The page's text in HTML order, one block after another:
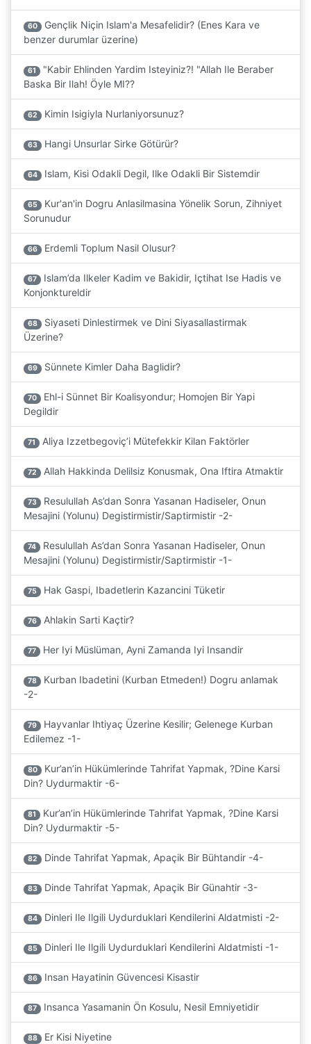
60
Gençlik Niçin Islam'a Mesafelidir? (Enes Kara ve
benzer durumlar üzerine)
61
"Kabir Ehlinden Yardim Isteyiniz?! "Allah Ile Beraber
Baska Bir Ilah! Öyle MI??
62 Kimin Isigiyla Nurlaniyorsunuz?
63 Hangi Unsurlar Sirke Götürür?
64 Islam, Kisi Odakli Degil, Ilke Odakli Bir Sistemdir
65
Kur'an'in Dogru Anlasilmasina Yönelik Sorun, Zihniyet
Sorunudur
66 Erdemli Toplum Nasil Olusur?
67
Islam’da Ilkeler Kadim ve Bakidir, Içtihat Ise Hadis ve
Konjonktureldir
68
Siyaseti Dinlestirmek ve Dini Siyasallastirmak
Üzerine?
69 Sünnete Kimler Daha Baglidir?
70
Ehl-i Sünnet Bir Koalisyondur; Homojen Bir Yapi
Degildir
71 Aliya Izzetbegoviç’i Mütefekkir Kilan Faktörler
72 Allah Hakkinda Delilsiz Konusmak, Ona Iftira Atmaktir
73
Resulullah As’dan Sonra Yasanan Hadiseler, Onun
Mesajini (Yolunu) Degistirmistir/Saptirmistir -2-
74
Resulullah As’dan Sonra Yasanan Hadiseler, Onun
Mesajini (Yolunu) Degistirmistir/Saptirmistir -1-
75 Hak Gaspi, Ibadetlerin Kazancini Tüketir
76 Ahlakin Sarti Kaçtir?
77 Her Iyi Müslüman, Ayni Zamanda Iyi Insandir
78
Kurban Ibadetini (Kurban Etmeden!) Dogru anlamak
-2-
79
Hayvanlar Ihtiyaç Üzerine Kesilir; Gelenege Kurban
Edilemez -1-
80
Kur’an’in Hükümlerinde Tahrifat Yapmak, ?Dine Karsi
Din? Uydurmaktir -6-
81
Kur’an’in Hükümlerinde Tahrifat Yapmak, ?Dine Karsi
Din? Uydurmaktir -5-
82 Dinde Tahrifat Yapmak, Apaçik Bir Bühtandir -4-
83 Dinde Tahrifat Yapmak, Apaçik Bir Günahtir -3-
84 Dinleri Ile Ilgili Uydurduklari Kendilerini Aldatmisti -2-
85 Dinleri Ile Ilgili Uydurduklari Kendilerini Aldatmisti -1-
86 Insan Hayatinin Güvencesi Kisastir
87 Insanca Yasamanin Ön Kosulu, Nesil Emniyetidir
88 Er Kisi Niyetine